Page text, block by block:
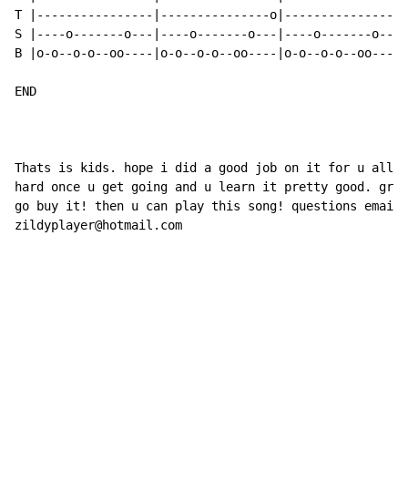
T |----------------|---------------
S |----o-------o---|----o-------o---|----o-------o---
B |o-o--o-o--oo----|o-o--o-o--oo----|o-o--o-o--
END
Thats is kids. hope i did a good job on it for u all.
hard once u get going and u learn it pretty good.
go buy it! then u can play this song! questions email
zildyplayer@hotmail.com